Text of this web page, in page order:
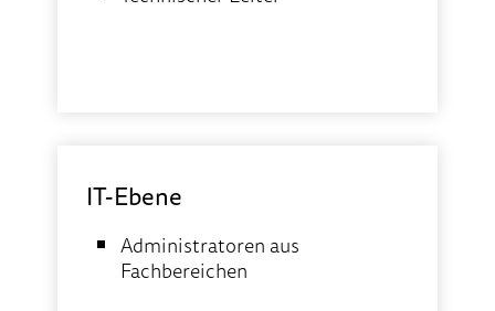
IT-Ebene
Administratoren aus
Fachbereichen